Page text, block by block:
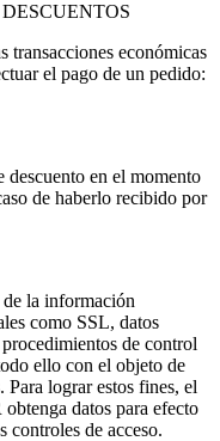
transacciones económicas
el pago de un pedido:
en el momento
de haberlo recibido por
la información
como SSL, datos
de control
ello con el objeto de
Para lograr estos fines, el
datos para efecto
controles de acceso.